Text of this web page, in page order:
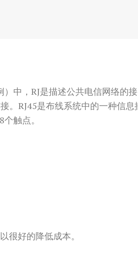
中，RJ是描述公共电信网络的
RJ45是布线系统中的一种信息
触点。
很好的降低成本。